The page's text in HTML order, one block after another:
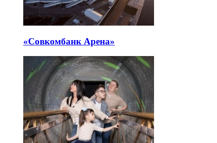
«Совкомбанк Арена⁠»